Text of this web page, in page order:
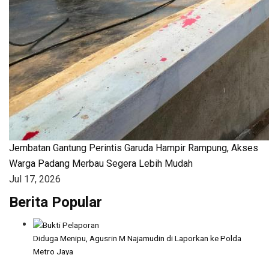
Jembatan Gantung Perintis Garuda Hampir Rampung, Akses
Warga Padang Merbau Segera Lebih Mudah
Jul 17, 2026
Berita Popular
Diduga Menipu, Agusrin M Najamudin di Laporkan ke Polda
Metro Jaya